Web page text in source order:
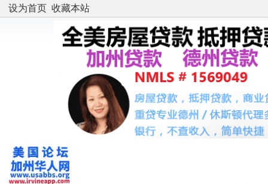
设为首页 收藏本站